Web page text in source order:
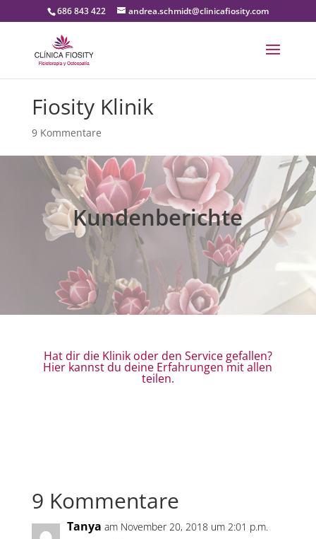
686 843 422 andrea.schmidt@clinicafiosity.com
Fiosity Klinik
9 Kommentare
Kundenberichte
Hat dir die Klinik oder den Service gefallen?
Hier kannst du deine Erfahrungen mit allen
teilen.
9 Kommentare
Tanya am November 20, 2018 um 2:01 p.m.